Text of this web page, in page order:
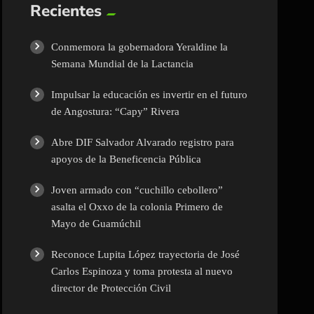
Recientes
Conmemora la gobernadora Yeraldine la
Semana Mundial de la Lactancia
Impulsar la educación es invertir en el futuro
de Angostura: “Capy” Rivera
Abre DIF Salvador Alvarado registro para
apoyos de la Beneficencia Pública
Joven armado con “cuchillo cebollero”
asalta el Oxxo de la colonia Primero de
Mayo de Guamúchil
Reconoce Lupita López trayectoria de José
Carlos Espinoza y toma protesta al nuevo
director de Protección Civil